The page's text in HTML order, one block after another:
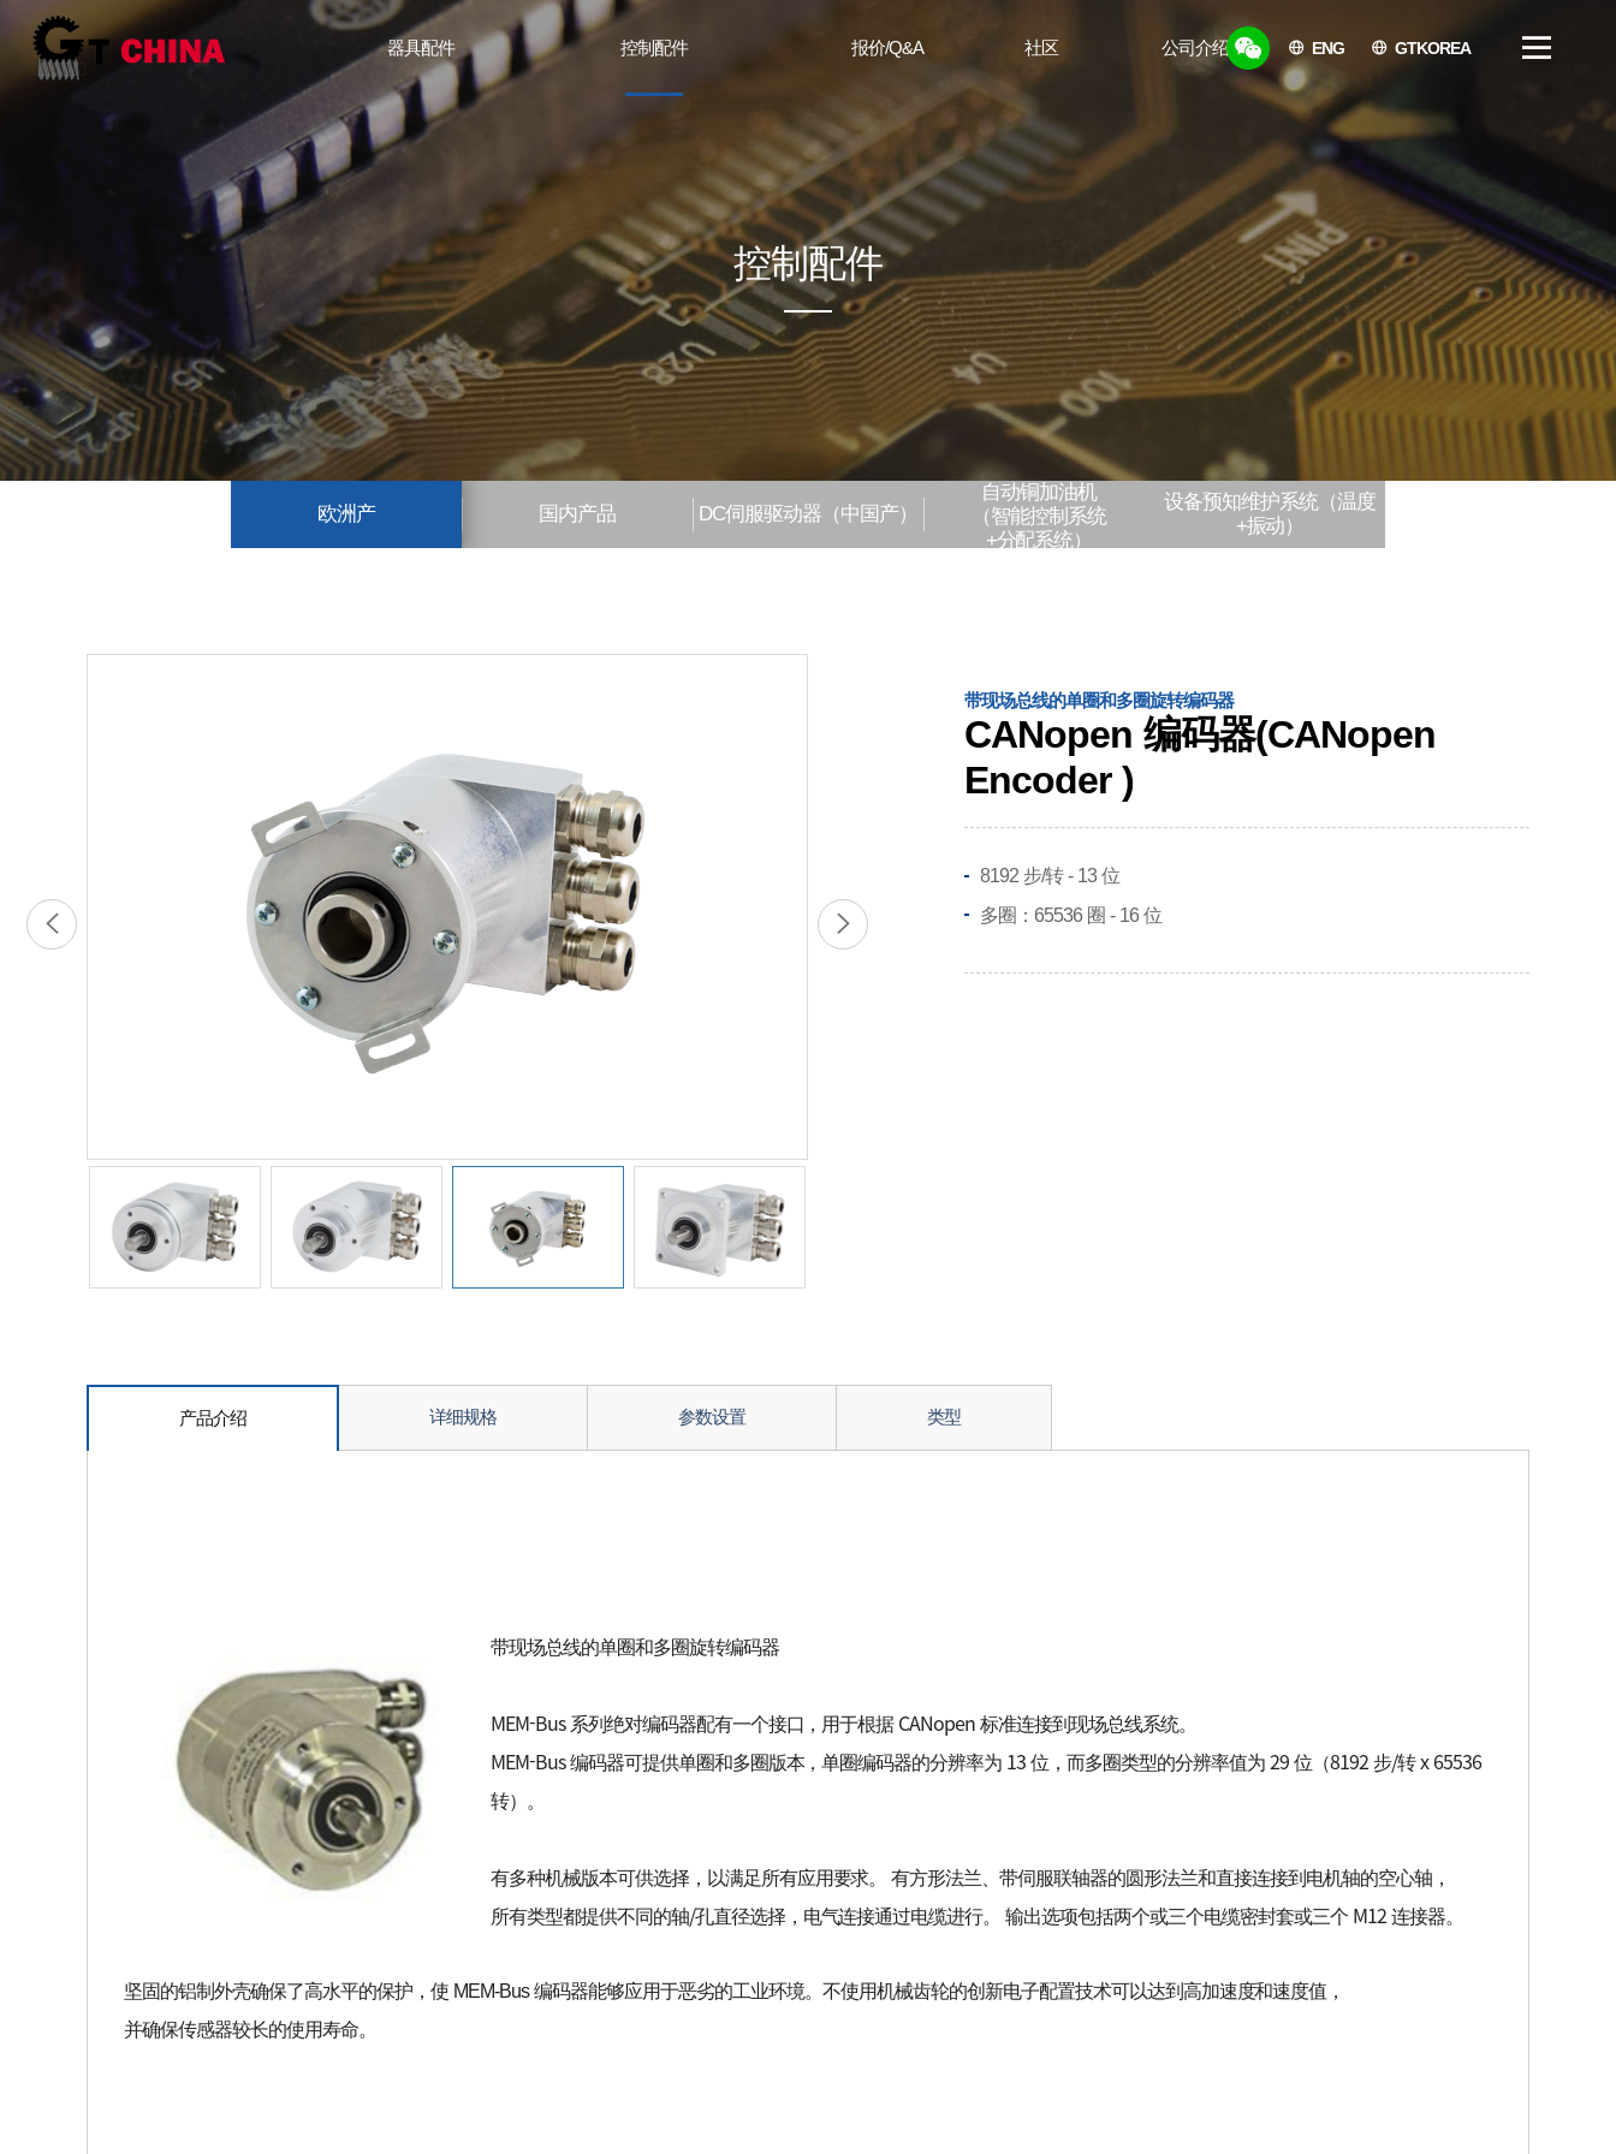
器具配件
欧洲产品
国内产品
控制配件
DC伺服驱动器（中国产）
自动铜加油机（智能控制系统+分配系统）
设备预知维护系统（温度+振动）
报价/Q&A
报价/Q&A
社区
留言板
资料室
公司介绍
公司地址/联系方式
ENG GTKOREA
控制配件
欧洲产 国内产品 DC伺服驱动器（中国产）
自动铜加油机
（智能控制系统
+分配系统）
设备预知维护系统（温度
+振动）
带现场总线的单圈和多圈旋转编码器
CANopen 编码器(CANopen
Encoder )
8192 步/转 - 13 位
多圈：65536 圈 - 16 位
产品介绍 详细规格 参数设置 类型
带现场总线的单圈和多圈旋转编码器
MEM-Bus 系列绝对编码器配有一个接口，用于根据 CANopen 标准连接到现场总线系统。
MEM-Bus 编码器可提供单圈和多圈版本，单圈编码器的分辨率为 13 位，而多圈类型的分辨率值为 29 位（8192 步/转 x 65536
转）。
有多种机械版本可供选择，以满足所有应用要求。 有方形法兰、带伺服联轴器的圆形法兰和直接连接到电机轴的空心轴，
所有类型都提供不同的轴/孔直径选择，电气连接通过电缆进行。 输出选项包括两个或三个电缆密封套或三个 M12 连接器。
坚固的铝制外壳确保了高水平的保护，使 MEM-Bus 编码器能够应用于恶劣的工业环境。 不使用机械齿轮的创新电子配置技术可以达到高加速度和速度值，
并确保传感器较长的使用寿命。